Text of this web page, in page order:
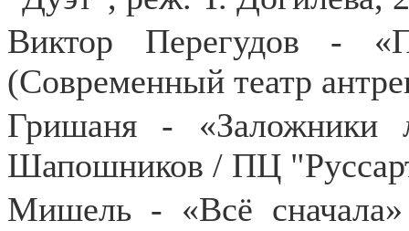
Виктор Перегудов -
(Современный театр
Гришаня -
Шапошников / ПЦ
Мишель - «Всё сначала»